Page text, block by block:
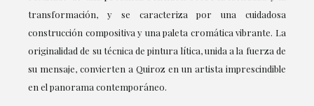
transformación, y se caracteriza por una cuidadosa
construcción compositiva y una paleta cromática vibrante. La
originalidad de su técnica de pintura lítica, unida a la fuerza de
su mensaje, convierten a Quiroz en un artista imprescindible
en el panorama contemporáneo.